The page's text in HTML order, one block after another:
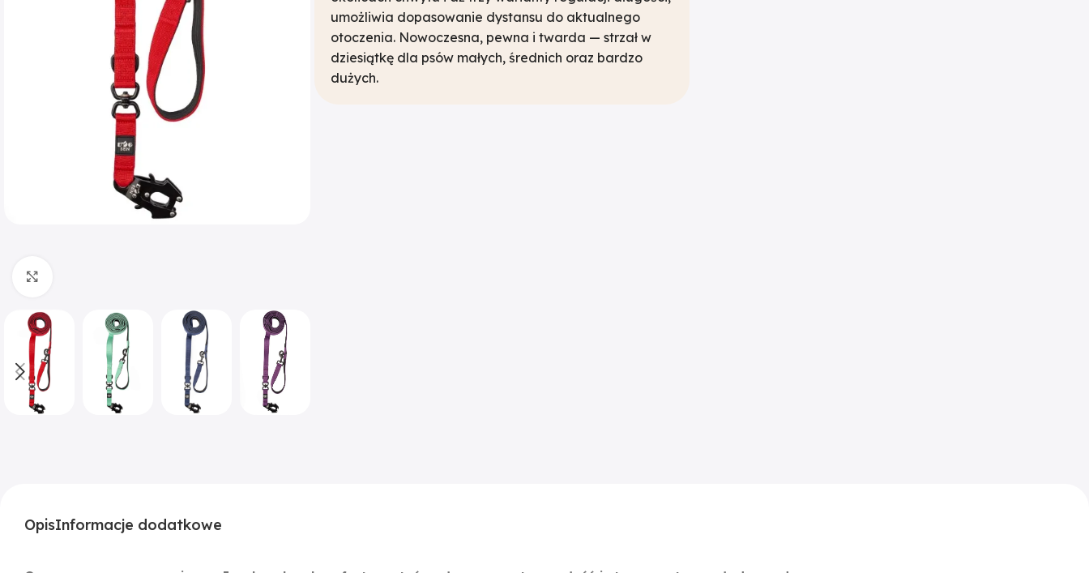
umożliwia dopasowanie dystansu do aktualnego
otoczenia. Nowoczesna, pewna i twarda — strzał w
dziesiątkę dla psów małych, średnich oraz bardzo
dużych.
OpisInformacje dodatkowe